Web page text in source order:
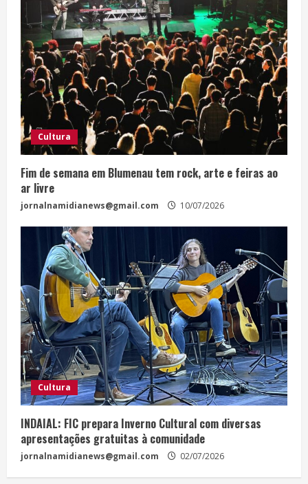
Cultura
Fim de semana em Blumenau tem rock, arte e feiras ao
ar livre
jornalnamidianews@gmail.com 10/07/2026
Cultura
INDAIAL: FIC prepara Inverno Cultural com diversas
apresentações gratuitas à comunidade
jornalnamidianews@gmail.com 02/07/2026